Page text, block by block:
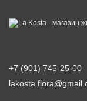
+7 (901) 745-25-00